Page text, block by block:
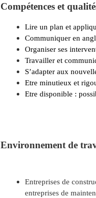
Compétences et
Lire un plan et
Communiquer en
Organiser ses
Travailler et
S’adapter aux
Etre minutieux et
Etre disponible :
Environnement de
Entreprises de
entreprises de